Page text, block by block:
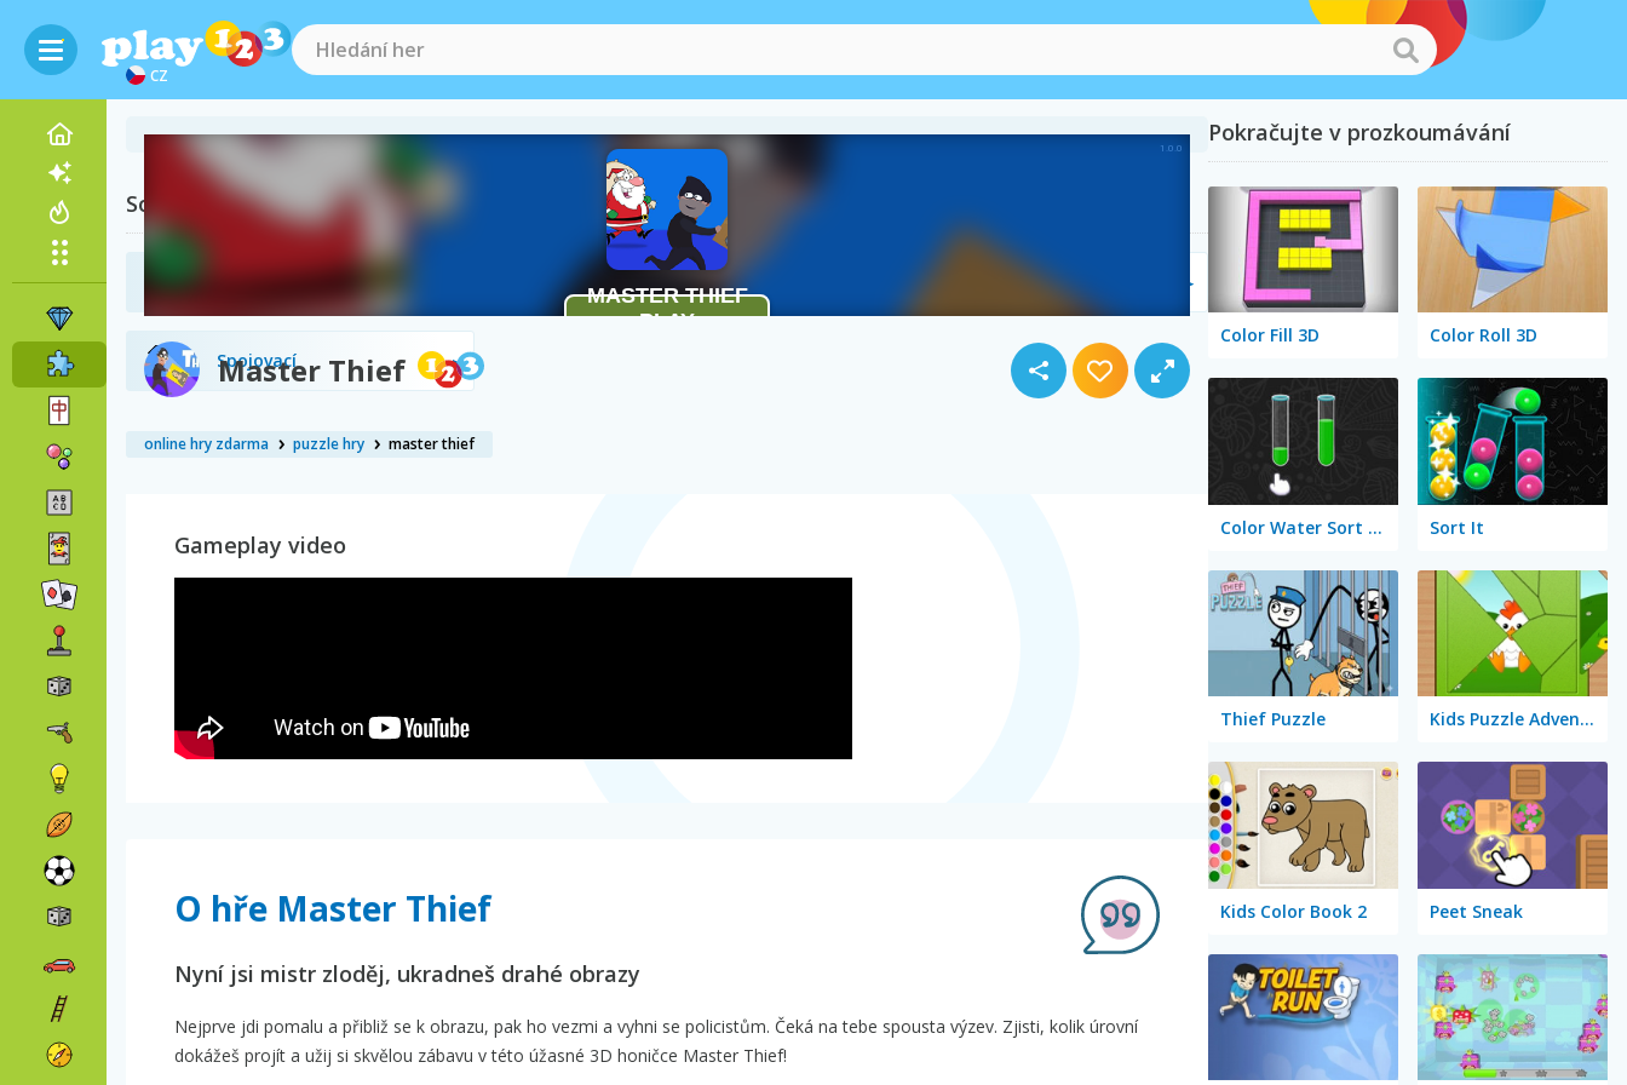
CZ
Master Thief
Související kategorie
2048 Bloky
Spojovací
online hry zdarma puzzle hry master thief
Gameplay video
O hře Master Thief
Nyní jsi mistr zloděj, ukradneš drahé obrazy
Nejprve jdi pomalu a přibliž se k obrazu, pak ho vezmi a vyhni se policistům. Čeká na tebe spousta výzev. Zjisti, kolik úrovní
dokážeš projít a užij si skvělou zábavu v této úžasné 3D honičce Master Thief!
Pokračujte v prozkoumávání
Color Fill 3D Color Roll 3D
Color Water Sort 3D Sort It
Thief Puzzle Kids Puzzle Adventure
Kids Color Book 2 Peet Sneak